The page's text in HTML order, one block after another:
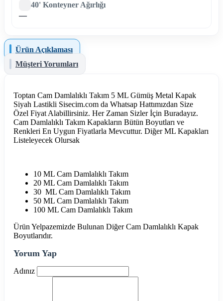
40' Konteyner Ağırlığı
—
Ürün Açıklaması
Müşteri Yorumları
Toptan Cam Damlalıklı Takım 5 ML Gümüş Metal Kapak
Siyah Lastikli Sisecim.com da Whatsap Hattımızdan Size
Özel Fiyat Alabillirsiniz. Her Zaman Sizler İçin Buradayız.
Cam Damlalıklı Takım Kapakların Bütün Boyutları ve
Renkleri En Uygun Fiyatlarla Mevcuttur. Diğer ML Kapakları
Listeleyecek Olursak
10 ML Cam Damlalıklı Takım
20 ML Cam Damlalıklı Takım
30 ML Cam Damlalıklı Takım
50 ML Cam Damlalıklı Takım
100 ML Cam Damlalıklı Takım
Ürün Yelpazemizde Bulunan Diğer Cam Damlalıklı Kapak
Boyutlarıdır.
Yorum Yap
Adınız